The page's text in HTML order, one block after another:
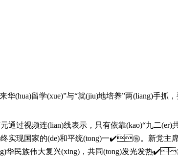
来华(hua)留学(xue)”与“就(jiu)地培养”两(liang)手
通过视频连(lian)线表示，只有依靠(kao)“九二
现国家的(de)和平统(tong)一✔️㊗️。新党主
民族伟大复兴(xing)，共同(tong)发光发热✔️㊗️